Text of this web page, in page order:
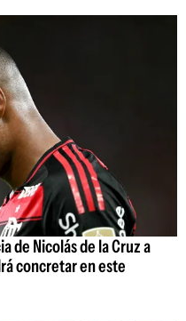
de Nicolás de la Cruz a
concretar en este